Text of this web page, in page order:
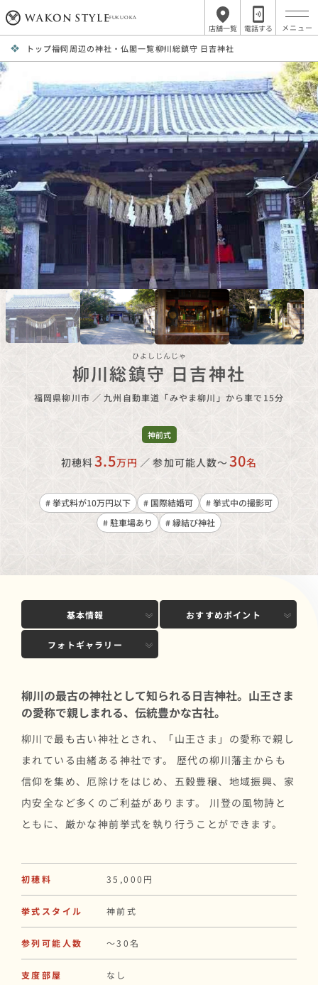
FUKUOKA
店舗一覧 電話する
トップ福岡周辺の神社・仏閣一覧柳川総鎮守 日吉神社
ひよしじんじゃ
柳川総鎮守 日吉神社
福岡県柳川市 ／ 九州自動車道「みやま柳川」から車で15分
神前式
初穂料3.5万円 ／ 参加可能人数〜30名
# 挙式料が10万円以下 # 国際結婚可
# 挙式中の撮影可
# 駐車場あり
# 縁結び神社
基本情報 おすすめポイント
フォトギャラリー
柳川の最古の神社として知られる日吉神社。山王さま
の愛称で親しまれる、伝統豊かな古社。
柳川で最も古い神社とされ、「山王さま」の愛称で親し
まれている由緒ある神社です。 歴代の柳川藩主からも
信仰を集め、厄除けをはじめ、五穀豊穣、地域振興、家
内安全など多くのご利益があります。 川登の風物詩と
ともに、厳かな神前挙式を執り行うことができます。
初穂料 35,000円
挙式スタイル 神前式
参列可能人数 〜30名
支度部屋 なし